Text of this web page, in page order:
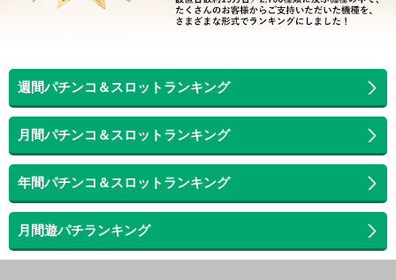
週間パチンコ＆スロットランキング
月間パチンコ＆スロットランキング
年間パチンコ＆スロットランキング
月間遊パチランキング